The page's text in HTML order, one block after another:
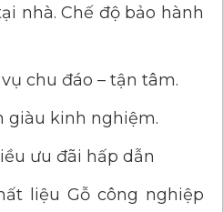
nhà. Chế độ bảo hành
chu đáo – tận tâm.
giàu kinh nghiệm.
ưu đãi hấp dẫn
liệu Gỗ công nghiệp